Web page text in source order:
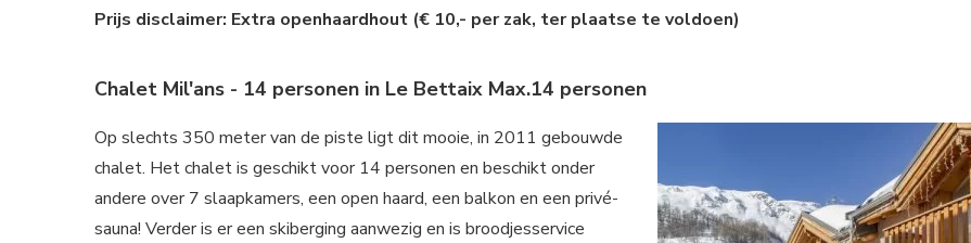
Prijs disclaimer: Extra openhaardhout (€ 10,- per zak, ter plaatse te voldoen)
Chalet Mil'ans - 14 personen in Le Bettaix Max.14 personen
Op slechts 350 meter van de piste ligt dit mooie, in 2011 gebouwde
chalet. Het chalet is geschikt voor 14 personen en beschikt onder
andere over 7 slaapkamers, een open haard, een balkon en een privé-
sauna! Verder is er een skiberging aanwezig en is broodjesservice